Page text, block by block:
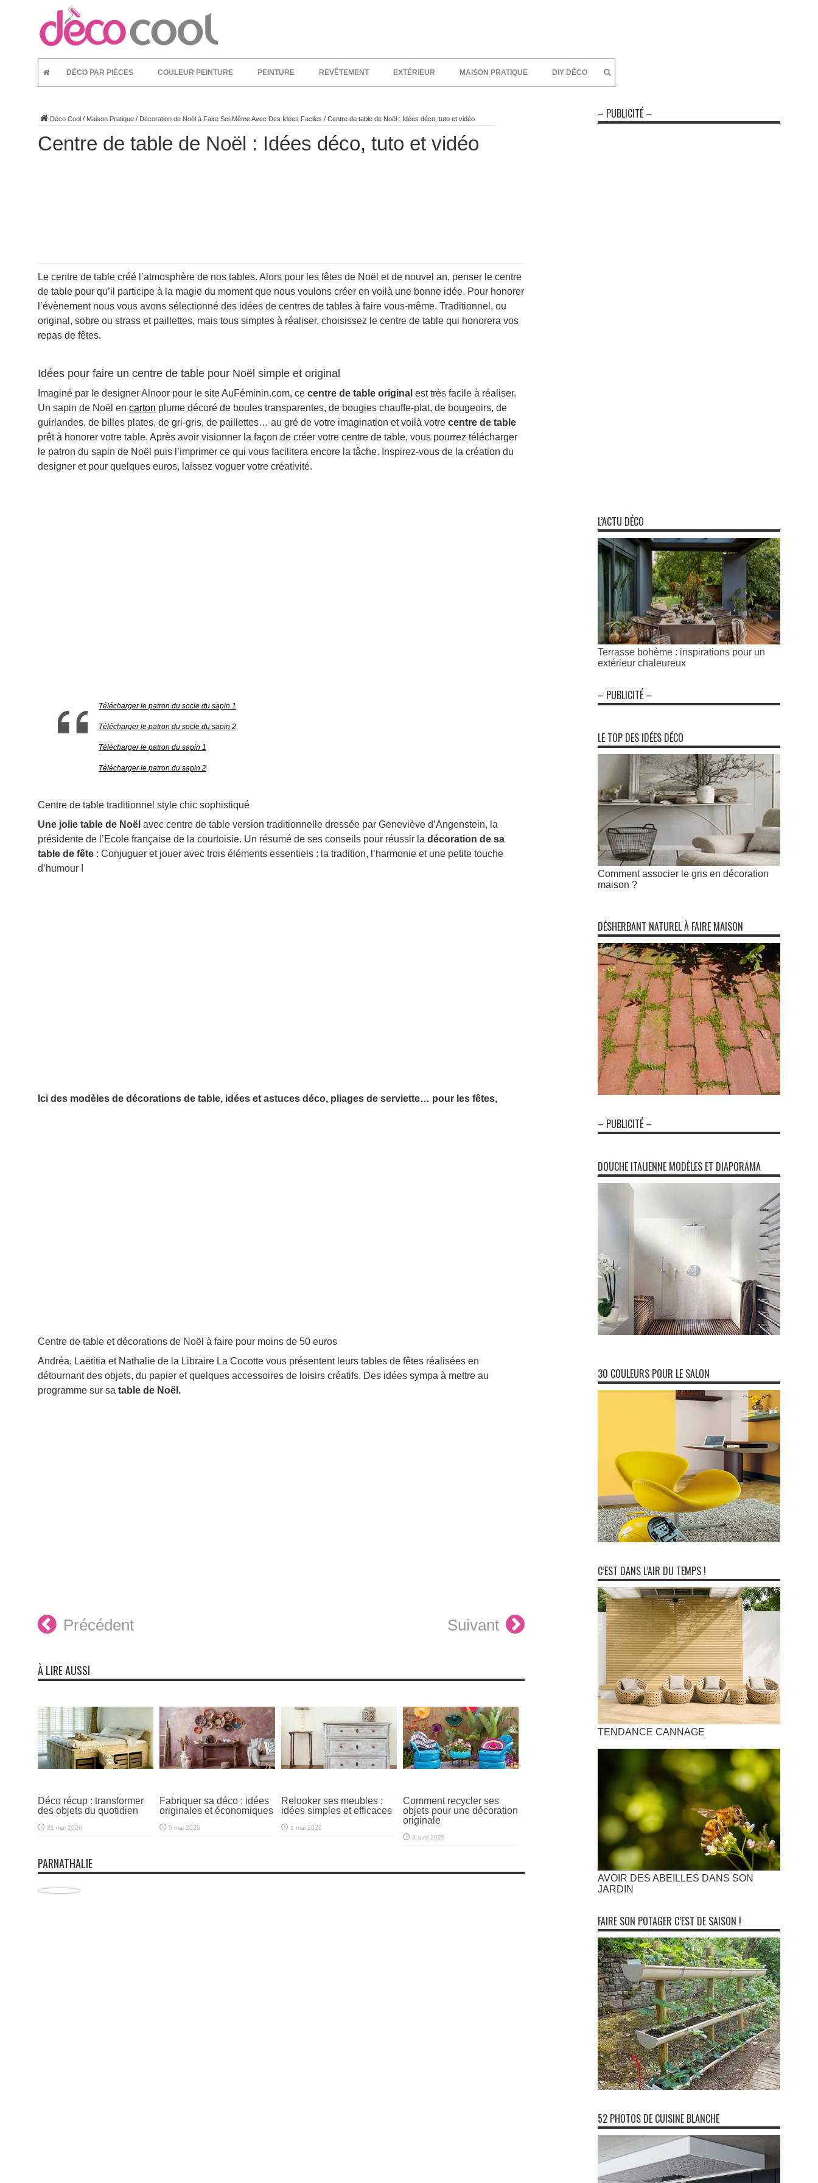
DÉCO PAR PIÈCES COULEUR PEINTURE PEINTURE REVÊTEMENT EXTÉRIEUR MAISON PRATIQUE DIY DÉCO
Déco Cool / Maison Pratique / Décoration de Noël à Faire Soi-Même Avec Des Idées Faciles / Centre de table de Noël : Idées déco, tuto et vidéo
Centre de table de Noël : Idées déco, tuto et vidéo
Le centre de table créé l’atmosphère de nos tables. Alors pour les fêtes de Noël et de nouvel an, penser le centre
de table pour qu’il participe à la magie du moment que nous voulons créer en voilà une bonne idée. Pour honorer
l’évènement nous vous avons sélectionné des idées de centres de tables à faire vous-même. Traditionnel, ou
original, sobre ou strass et paillettes, mais tous simples à réaliser, choisissez le centre de table qui honorera vos
repas de fêtes.
Idées pour faire un centre de table pour Noël simple et original
Imaginé par le designer Alnoor pour le site AuFéminin.com, ce centre de table original est très facile à réaliser.
Un sapin de Noël en carton plume décoré de boules transparentes, de bougies chauffe-plat, de bougeoirs, de
guirlandes, de billes plates, de gri-gris, de paillettes… au gré de votre imagination et voilà votre centre de table
prêt à honorer votre table. Après avoir visionner la façon de créer votre centre de table, vous pourrez télécharger
le patron du sapin de Noël puis l’imprimer ce qui vous facilitera encore la tâche. Inspirez-vous de la création du
designer et pour quelques euros, laissez voguer votre créativité.
Télécharger le patron du socle du sapin 1
Télécharger le patron du socle du sapin 2
Télécharger le patron du sapin 1
Télécharger le patron du sapin 2
Centre de table traditionnel style chic sophistiqué
Une jolie table de Noël avec centre de table version traditionnelle dressée par Geneviève d’Angenstein, la
présidente de l’Ecole française de la courtoisie. Un résumé de ses conseils pour réussir la décoration de sa
table de fête : Conjuguer et jouer avec trois éléments essentiels : la tradition, l’harmonie et une petite touche
d’humour !
Ici des modèles de décorations de table, idées et astuces déco, pliages de serviette… pour les fêtes,
Centre de table et décorations de Noël à faire pour moins de 50 euros
Andréa, Laëtitia et Nathalie de la Libraire La Cocotte vous présentent leurs tables de fêtes réalisées en
détournant des objets, du papier et quelques accessoires de loisirs créatifs. Des idées sympa à mettre au
programme sur sa table de Noël.
Précédent Suivant
À LIRE AUSSI
Déco récup : transformer
des objets du quotidien
21 mai 2026
Fabriquer sa déco : idées
originales et économiques
5 mai 2026
Relooker ses meubles :
idées simples et efficaces
1 mai 2026
Comment recycler ses
objets pour une décoration
originale
3 avril 2026
PARNATHALIE
– PUBLICITÉ –
L’ACTU DÉCO
Terrasse bohème : inspirations pour un
extérieur chaleureux
– PUBLICITÉ –
LE TOP DES IDÉES DÉCO
Comment associer le gris en décoration
maison ?
DÉSHERBANT NATUREL À FAIRE MAISON
– PUBLICITÉ –
DOUCHE ITALIENNE MODÈLES ET DIAPORAMA
30 COULEURS POUR LE SALON
C’EST DANS L’AIR DU TEMPS !
TENDANCE CANNAGE
AVOIR DES ABEILLES DANS SON
JARDIN
FAIRE SON POTAGER C’EST DE SAISON !
52 PHOTOS DE CUISINE BLANCHE